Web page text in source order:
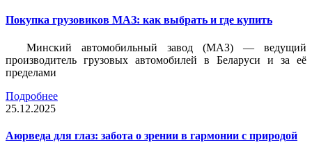
Покупка грузовиков МАЗ: как выбрать и где купить
Минский автомобильный завод (МАЗ) — ведущий
производитель грузовых автомобилей в Беларуси и за её
пределами
Подробнее
25.12.2025
Аюрведа для глаз: забота о зрении в гармонии с природой